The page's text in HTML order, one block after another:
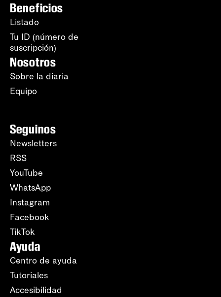
Beneficios
Listado
Tu ID (número de
suscripción)
Nosotros
Sobre la diaria
Equipo
Seguinos
Newsletters
RSS
YouTube
WhatsApp
Instagram
Facebook
TikTok
Ayuda
Centro de ayuda
Tutoriales
Accesibilidad